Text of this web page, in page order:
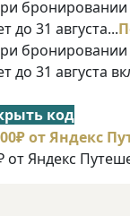
до 31 августа...
до 31 августа
код
Яндекс